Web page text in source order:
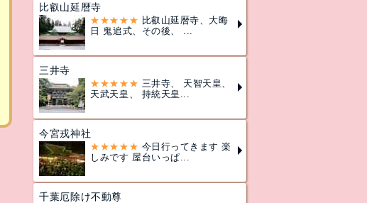
比叡山延暦寺
★★★★★ 比叡山延暦寺、大晦
日 鬼追式、その後、 ...
三井寺
★★★★★ 三井寺、 天智天皇、
天武天皇、 持統天皇...
今宮戎神社
★★★★★ 今日行ってきます 楽
しみです 屋台いっぱ...
千葉厄除け不動尊